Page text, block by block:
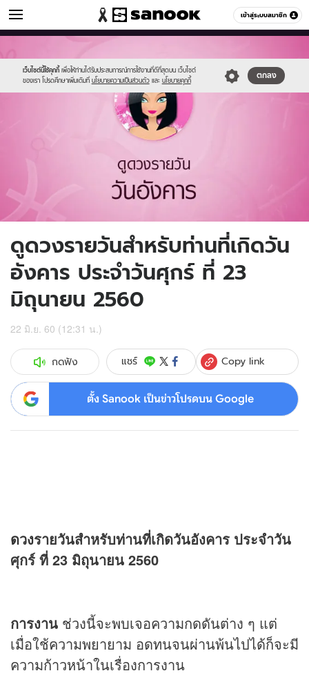
เข้าสู่ระบบสมาชิก
ดูดวง หมวดอื่นๆ
เว็บไซต์นี้ใช้คุกกี้ เพื่อให้ท่านได้รับประสบการณ์การใช้งานที่ดีที่สุดบน เว็บไซต์
ของเรา โปรดศึกษาเพิ่มเติมที่ นโยบายความเป็นส่วนตัว และ นโยบายคุกกี้
ตกลง
new-
sanook.png
ดูดวงรายวันสำหรับท่านที่เกิดวัน
อังคาร ประจำวันศุกร์ ที่ 23
มิถุนายน 2560
22 มิ.ย. 60 (12:31 น.)
กดฟัง แชร์ Copy link
ตั้ง Sanook เป็นข่าวโปรดบน Google
ดวงรายวันสำหรับท่านที่เกิดวันอังคาร ประจำวัน
ศุกร์ ที่ 23 มิถุนายน 2560
การงาน ช่วงนี้จะพบเจอความกดดันต่าง ๆ แต่
เมื่อใช้ความพยายาม อดทนจนผ่านพ้นไปได้ก็จะมี
ความก้าวหน้าในเรื่องการงาน